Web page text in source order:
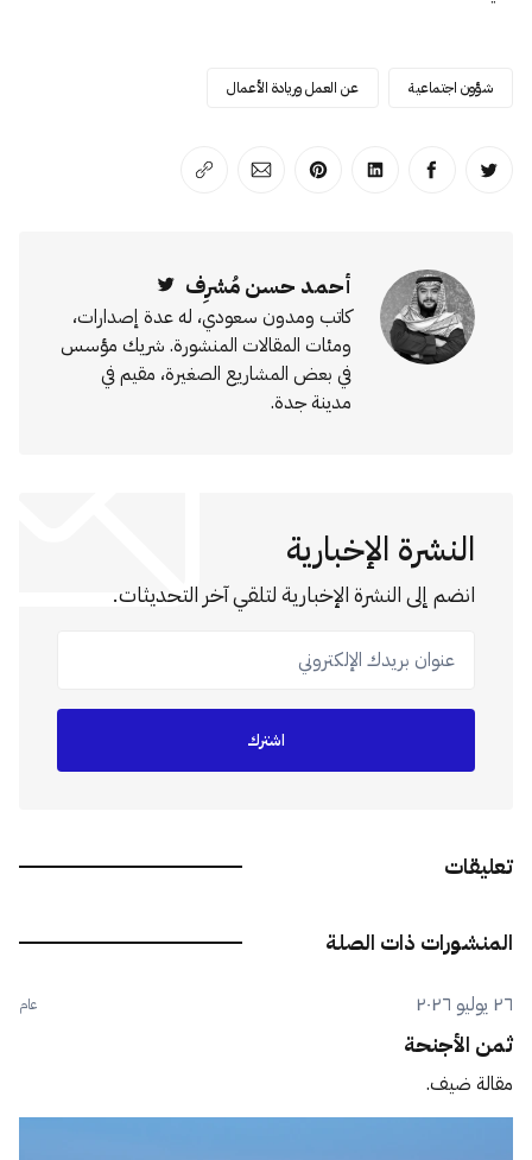
شؤون اجتماعية عن العمل وريادة الأعمال
انشر على تويترانشر على الفيسبوك
انشر على لينكد إن
انشر على بينترست
انشر على الإيميل
انسخ الرابط
أحمد حسن مُشرِف
كاتب ومدون سعودي، له عدة إصدارات،
ومئات المقالات المنشورة. شريك مؤسس
في بعض المشاريع الصغيرة، مقيم في
مدينة جدة.
النشرة الإخبارية
انضم إلى النشرة الإخبارية لتلقي آخر التحديثات.
عنوان بريدك الإلكتروني
اشترك
تعليقات
المنشورات ذات الصلة
٢٦ يوليو ٢٠٢٦ عام
ثمن الأجنحة
مقالة ضيف.